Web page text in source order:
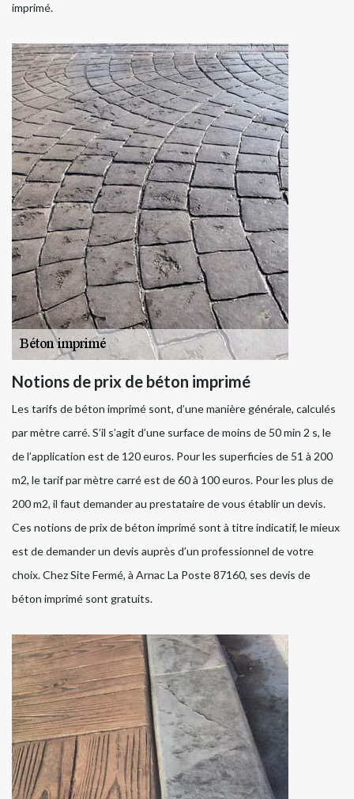
imprimé.
Notions de prix de béton imprimé
Les tarifs de béton imprimé sont, d’une manière générale, calculés
par mètre carré. S’il s’agit d’une surface de moins de 50 min 2 s, le
de l’application est de 120 euros. Pour les superficies de 51 à 200
m2, le tarif par mètre carré est de 60 à 100 euros. Pour les plus de
200 m2, il faut demander au prestataire de vous établir un devis.
Ces notions de prix de béton imprimé sont à titre indicatif, le mieux
est de demander un devis auprès d’un professionnel de votre
choix. Chez Site Fermé, à Arnac La Poste 87160, ses devis de
béton imprimé sont gratuits.